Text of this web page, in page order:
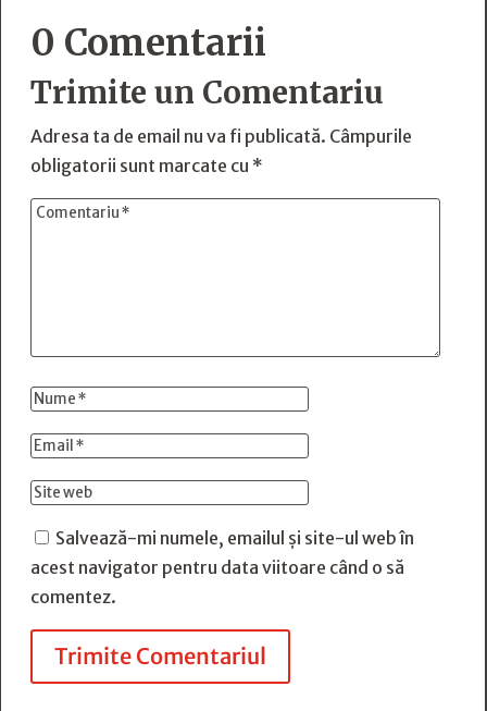
0 Comentarii
Trimite un Comentariu
Adresa ta de email nu va fi publicată. Câmpurile
obligatorii sunt marcate cu *
Salvează-mi numele, emailul și site-ul web în
acest navigator pentru data viitoare când o să
comentez.
Trimite Comentariul